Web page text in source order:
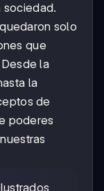
sociedad.
solo
que
la
la
de
poderes